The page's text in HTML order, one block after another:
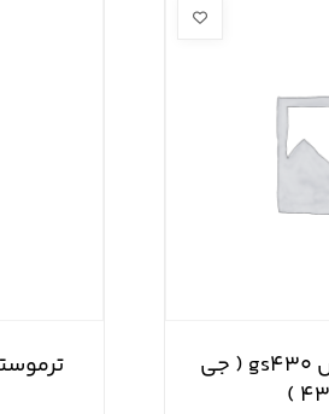
پرژکتور لکسوس gs۴۳۰ ( جی